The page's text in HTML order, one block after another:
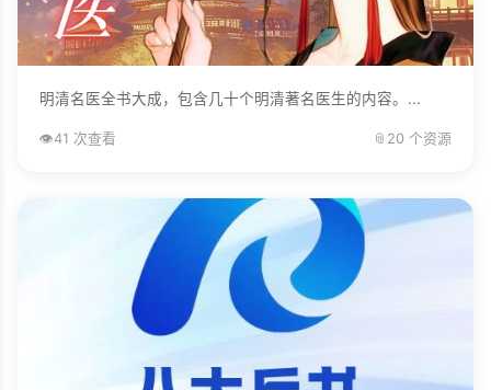
明清名医全书大成，包含几十个明清著名医生的内容。...
👁️41 次查看 📎 20 个资源